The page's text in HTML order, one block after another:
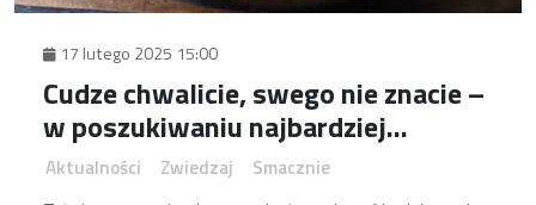
17 lutego 2025 15:00
Cudze chwalicie, swego nie znacie –
w poszukiwaniu najbardziej
naturalnych smaków.
Aktualności Zwiedzaj
Smacznie